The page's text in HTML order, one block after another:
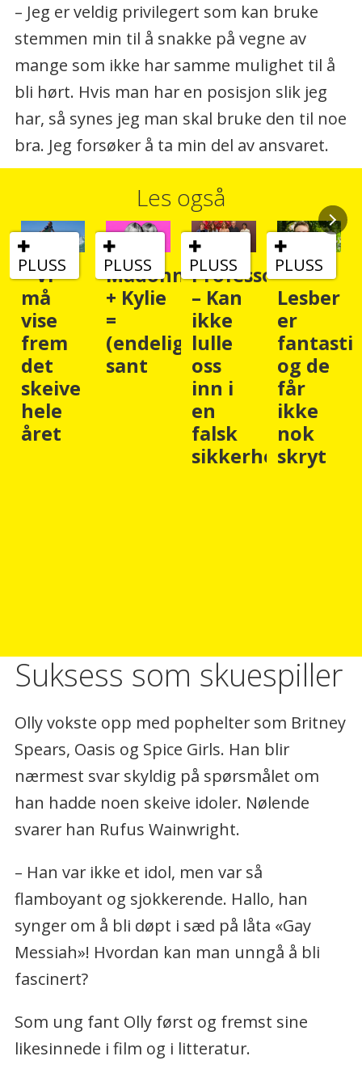
– Jeg er veldig privilegert som kan bruke
stemmen min til å snakke på vegne av
mange som ikke har samme mulighet til å
bli hørt. Hvis man har en posisjon slik jeg
har, så synes jeg man skal bruke den til noe
bra. Jeg forsøker å ta min del av ansvaret.
Les også
PLUSS
– Vi
må
vise
frem
det
skeive
hele
året
PLUSS
Madonna
+ Kylie
=
(endelig)
sant
PLUSS
Professor:
– Kan
ikke
lulle
oss
inn i
en
falsk
sikkerhetsfølelse
PLUSS
–
Lesber
er
og de
får
ikke
nok
skryt
Suksess som skuespiller
Olly vokste opp med pophelter som Britney
Spears, Oasis og Spice Girls. Han blir
nærmest svar skyldig på spørsmålet om
han hadde noen skeive idoler. Nølende
svarer han Rufus Wainwright.
– Han var ikke et idol, men var så
flamboyant og sjokkerende. Hallo, han
synger om å bli døpt i sæd på låta «Gay
Messiah»! Hvordan kan man unngå å bli
fascinert?
Som ung fant Olly først og fremst sine
likesinnede i film og i litteratur.